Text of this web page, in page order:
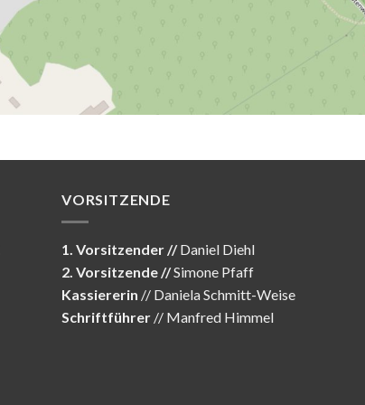
VORSITZENDE
1. Vorsitzender //Daniel Diehl
2. Vorsitzende //Simone Pfaff
Kassiererin // Daniela Schmitt-Weise
Schriftführer// Manfred Himmel